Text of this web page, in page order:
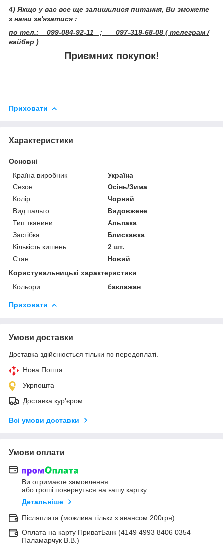
4) Якщо у вас все ще залишилися питання, Ви зможете
з нами зв'язатися :
по тел.: 099-084-92-11 ; 097-319-68-08 ( телеграм /
вайбер )
Приємних покупок!
Приховати
Характеристики
Основні
Країна виробник
Україна
Сезон
Осінь/Зима
Колір
Чорний
Вид пальто
Видовжене
Тип тканини
Альпака
Застібка
Блискавка
Кількість кишень
2 шт.
Стан
Новий
Користувальницькі характеристики
Кольори:
баклажан
Приховати
Умови доставки
Доставка здійснюється тільки по передоплаті.
Нова Пошта
Укрпошта
Доставка кур'єром
Всі умови доставки
Умови оплати
Ви отримаєте замовлення
або гроші повернуться на вашу картку
Детальніше
Післяплата (можлива тільки з авансом 200грн)
Оплата на карту ПриватБанк (4149 4993 8406 0354
Паламарчук В.В.)